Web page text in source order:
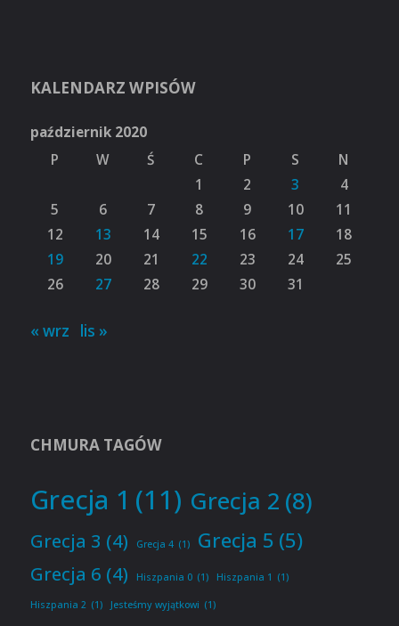
KALENDARZ WPISÓW
październik 2020
P
W Ś C P S
N
1
2 3
4
5
6 7 8 9 10
11
12
13 14 15 16 17
18
19
20 21 22 23 24
25
26
27 28 29 30 31
« wrz lis »
CHMURA TAGÓW
Grecja 1 (11) Grecja 2 (8)
Grecja 3 (4) Grecja 4 (1) Grecja 5 (5)
Grecja 6 (4) Hiszpania 0 (1) Hiszpania 1 (1)
Hiszpania 2 (1) Jesteśmy wyjątkowi (1)